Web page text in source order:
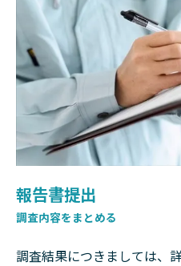
報告書提出
調査内容をまとめる
調査結果につきましては、